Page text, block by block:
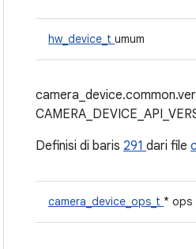
hw_device_t umum
Definisi di baris 291 dari file
camera_device_ops_t * ops